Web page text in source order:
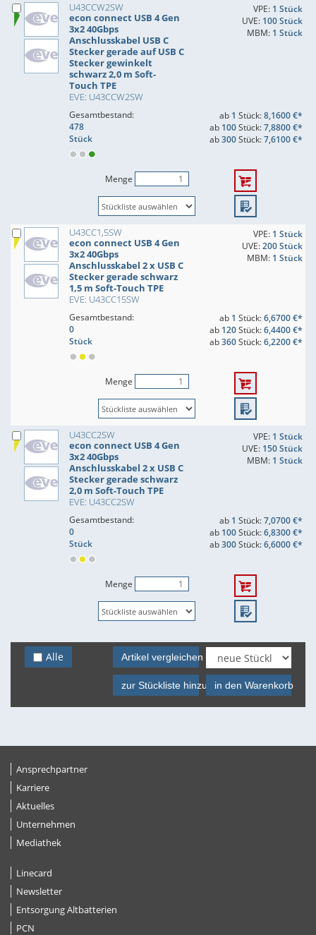
U43CCW2SW
econ connect USB 4 Gen
3x2 40Gbps
Anschlusskabel USB C
Stecker gerade auf USB C
Stecker gewinkelt
schwarz 2,0 m Soft-
Touch TPE
EVE: U43CCW2SW
VPE: 1 Stück
UVE: 100 Stück
MBM: 1 Stück
Gesamtbestand:
478
Stück
ab 1 Stück:8,1600 €*
ab 100Stück:7,8800 €*
ab300Stück:7,6100 €*
Menge
U43CC1,5SW
econ connect USB 4 Gen
3x2 40Gbps
Anschlusskabel 2 x USB C
Stecker gerade schwarz
1,5 m Soft-Touch TPE
EVE: U43CC15SW
VPE: 1 Stück
UVE:200 Stück
MBM: 1 Stück
Gesamtbestand:
0
Stück
ab 1 Stück:6,6700 €*
ab 120Stück:6,4400 €*
ab360Stück:6,2200 €*
Menge
U43CC2SW
econ connect USB 4 Gen
3x2 40Gbps
Anschlusskabel 2 x USB C
Stecker gerade schwarz
2,0 m Soft-Touch TPE
EVE: U43CC2SW
VPE: 1 Stück
UVE: 150 Stück
MBM: 1 Stück
Gesamtbestand:
0
Stück
ab 1 Stück:7,0700 €*
ab 100Stück:6,8300 €*
ab300Stück:6,6000 €*
Menge
Alle Artikel vergleichen
zur Stückliste hinzufügenin den Warenkorb
Ansprechpartner
Karriere
Aktuelles
Unternehmen
Mediathek
Linecard
Newsletter
Entsorgung Altbatterien
PCN